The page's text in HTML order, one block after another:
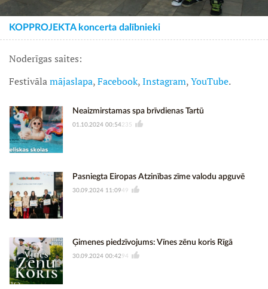
KOPPROJEKTA koncerta dalībnieki
Noderīgas saites:
Festivālamājaslapa,Facebook,Instagram,YouTube.
Neaizmirstamas spa brīvdienas Tartū
01.10.2024 00:54235
Pasniegta Eiropas Atzinības zīme valodu apguvē
30.09.2024 11:0949
Ģimenes piedzīvojums: Vīnes zēnu koris Rīgā
30.09.2024 00:42 94